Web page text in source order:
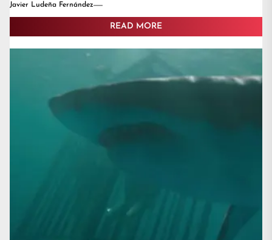
Javier Ludeña Fernández
READ MORE